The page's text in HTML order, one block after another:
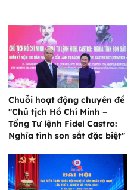
Chuỗi hoạt động chuyên đề
"Chủ tịch Hồ Chí Minh –
Tổng Tư lệnh Fidel Castro:
Nghĩa tình son sắt đặc biệt"